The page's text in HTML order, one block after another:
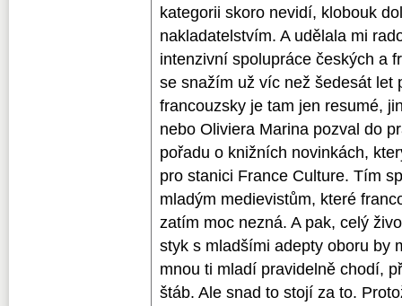
kategorii skoro nevidí, klobouk
nakladatelstvím. A udělala mi
intenzivní spolupráce českých a
se snažím už víc než šedesát let
francouzsky je tam jen resumé,
nebo Oliviera Marina pozval do
pořadu o knižních novinkách,
pro stanici France Culture. Tím
mladým medievistům, které
zatím moc nezná. A pak, celý
styk s mladšími adepty oboru by
mnou ti mladí pravidelně chodí,
štáb. Ale snad to stojí za to.